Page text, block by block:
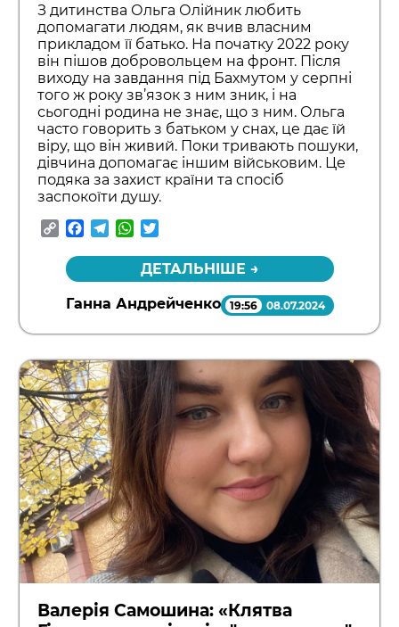
З дитинства Ольга Олійник любить
допомагати людям, як вчив власним
прикладом її батько. На початку 2022 року
він пішов добровольцем на фронт. Після
виходу на завдання під Бахмутом у серпні
того ж року зв’язок з ним зник, і на
сьогодні родина не знає, що з ним. Ольга
часто говорить з батьком у снах, це дає їй
віру, що він живий. Поки тривають пошуки,
дівчина допомагає іншим військовим. Це
подяка за захист країни та спосіб
заспокоїти душу.
CopyFacebook
TelegramWhatsApp
ДЕТАЛЬНІШЕ →
Ганна Андрейченко 19:56 08.07.2024
Валерія Самошина: «Клятва